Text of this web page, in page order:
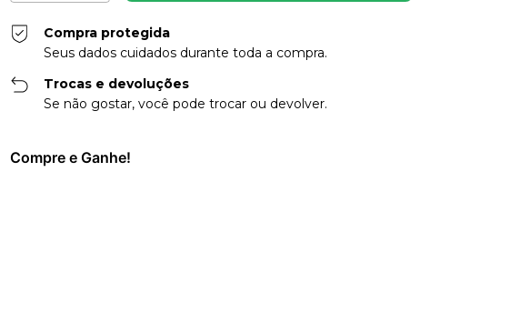
Compra protegida
Seus dados cuidados durante toda a compra.
Trocas e devoluções
Se não gostar, você pode trocar ou devolver.
Compre e Ganhe!